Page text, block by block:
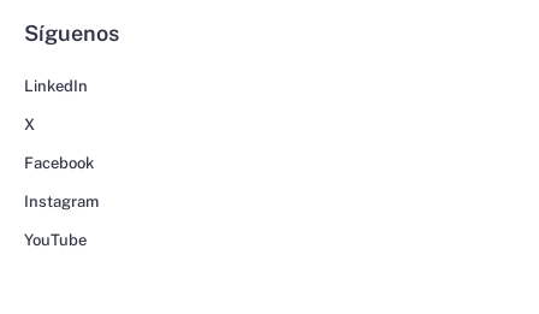
Síguenos
LinkedIn
X
Facebook
Instagram
YouTube